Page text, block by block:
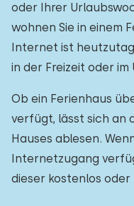
oder Ihrer
wohnen Sie in einem
Internet ist
in der Freizeit oder im
Ob ein Ferienhaus
verfügt, lässt sich an
Hauses ablesen.
Internetzugang
dieser kostenlos